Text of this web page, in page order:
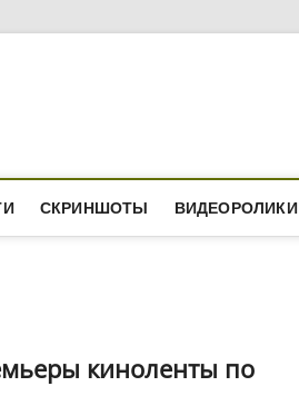
СКРИНШОТЫ ВИДЕОРОЛИКИ
киноленты по